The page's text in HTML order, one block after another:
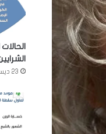
23 ديسمبر، 2022